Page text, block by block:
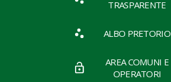
TRASPARENTE
ALBO PRETORIO
AREA COMUNI E
OPERATORI